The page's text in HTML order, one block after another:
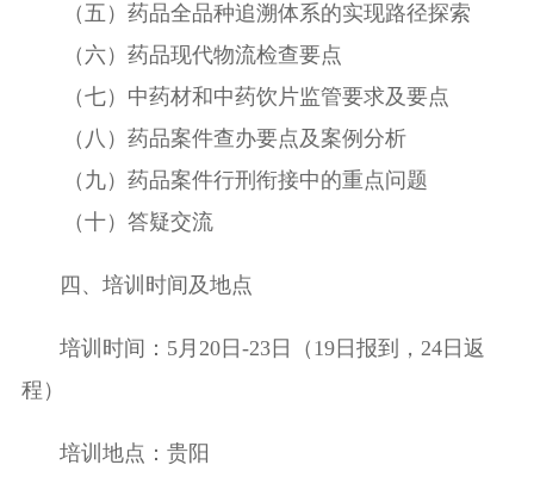
（五）药品全品种追溯体系的实现路径探索
（六）药品现代物流检查要点
（七）中药材和中药饮片监管要求及要点
（八） 药品案件查办要点及案例分析
（九）药品案件行刑衔接中的重点问题
（十）答疑交流
四、培训时间及地点
培训时间： 5月 20日-23日（ 19日报到， 24日返
程）
培训地点：贵阳